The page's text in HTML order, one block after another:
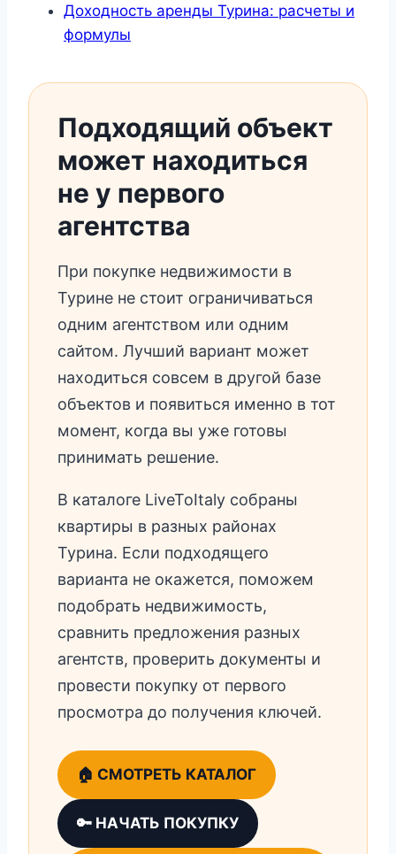
Доходность аренды Турина: расчеты и
формулы
Подходящий объект
может находиться
не у первого
агентства
При покупке недвижимости в
Турине не стоит ограничиваться
одним агентством или одним
сайтом. Лучший вариант может
находиться совсем в другой базе
объектов и появиться именно в тот
момент, когда вы уже готовы
принимать решение.
В каталоге LiveToItaly собраны
квартиры в разных районах
Турина. Если подходящего
варианта не окажется, поможем
подобрать недвижимость,
сравнить предложения разных
агентств, проверить документы и
провести покупку от первого
просмотра до получения ключей.
🏠 СМОТРЕТЬ КАТАЛОГ
🔑 НАЧАТЬ ПОКУПКУ